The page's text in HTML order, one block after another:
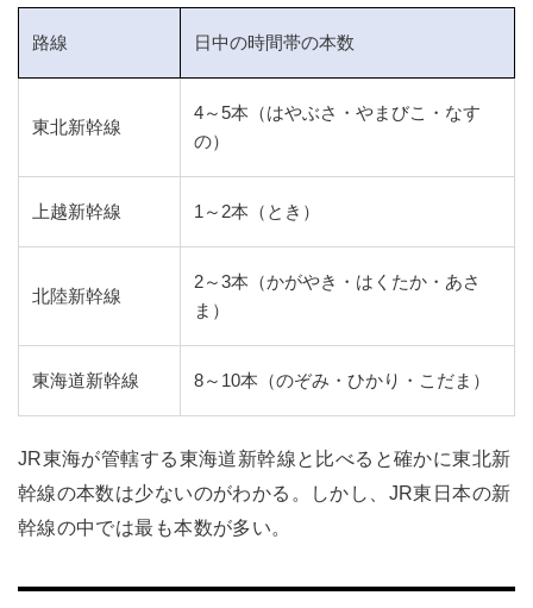
路線 日中の時間帯の本数
東北新幹線
4～5本（はやぶさ・やまびこ・なす
の）
上越新幹線 1～2本（とき）
北陸新幹線
2～3本（かがやき・はくたか・あさ
ま）
東海道新幹線 8～10本（のぞみ・ひかり・こだま）
JR東海が管轄する東海道新幹線と比べると確かに東北新
幹線の本数は少ないのがわかる。しかし、JR東日本の新
幹線の中では最も本数が多い。